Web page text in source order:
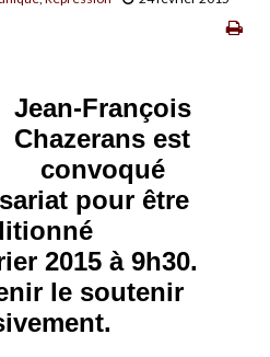
Jean-François
Chazerans est
convoqué
pour être
2015 à 9h30.
le soutenir